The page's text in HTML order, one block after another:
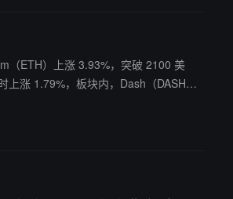
（ETH）上涨 3.93%，突破 2100 美
前持续上涨的 Siren（SIREN）大幅